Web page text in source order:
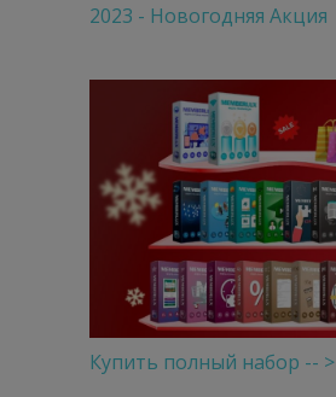
2023 - Новогодняя Акция
Купить полный набор -- >